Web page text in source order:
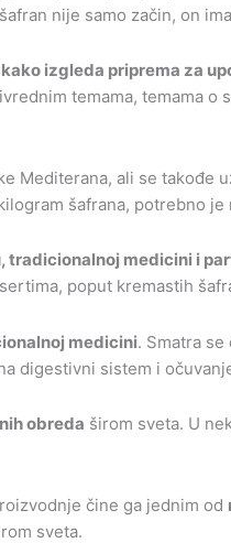
nije samo začin, on
izgleda priprema za
temama, temama
Mediterana, ali se takođe
šafrana, potrebno
tradicionalnoj medicini i
poput kremastih
medicini. Smatra
digestivni sistem i
obreda širom sveta. U
čine ga jednim od
sveta.